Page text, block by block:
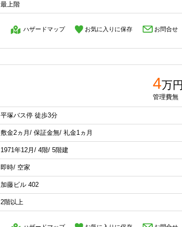
最上階
ハザードマップ お気に入りに保存 お問合せ
4万円
管理費無
平塚バス停 徒歩3分
敷金2ヵ月/ 保証金無/ 礼金1ヵ月
1971年12月/ 4階/ 5階建
即時/ 空家
加藤ビル 402
2階以上